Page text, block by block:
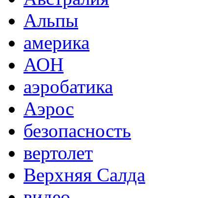
Альпы
америка
АОН
аэробатика
Аэрос
безопасность
вертолет
Верхняя Салда